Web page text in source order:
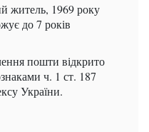
житель, 1969 року
до 7 років
пошти відкрито
ч. 1 ст. 187
України.